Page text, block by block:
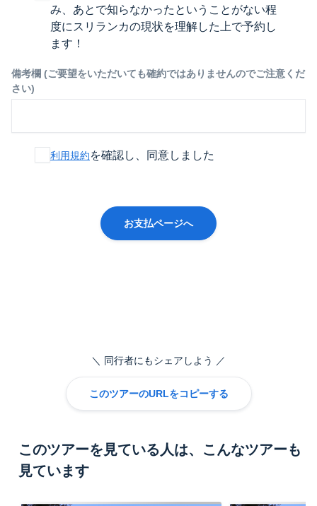
み、あとで知らなかったということがない程
度にスリランカの現状を理解した上で予約し
ます！
備考欄 (ご要望をいただいても確約ではありませんのでご注意くだ
さい)
利用規約を確認し、同意しました
お支払ページへ
同行者にもシェアしよう
このツアーのURLをコピーする
このツアーを見ている人は、こんなツアーも
見ています